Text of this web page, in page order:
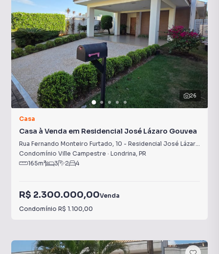
26
Casa
Casa à Venda em Residencial José Lázaro Gouvea
Rua Fernando Monteiro Furtado, 10 - Residencial José Lázaro Gouvea
Condomínio Ville Campestre · Londrina, PR
165m² 3 2 4
R$ 2.300.000,00Venda
Condomínio R$ 1.100,00